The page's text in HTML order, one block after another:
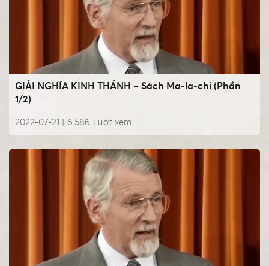
GIẢI NGHĨA KINH THÁNH – Sách Ma-la-chi (Phần
1/2)
2022-07-21 | Lượt xem
6.586